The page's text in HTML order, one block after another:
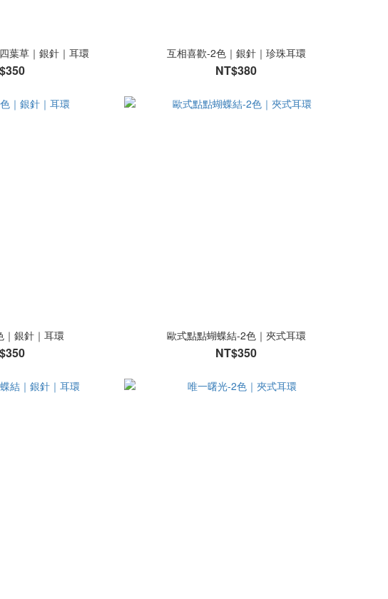
葉草｜銀針｜耳環 互相喜歡-2色｜銀針｜珍珠耳環
NT$380
｜銀針｜耳環 歐式點點蝴蝶結-2色｜夾式耳環
NT$350